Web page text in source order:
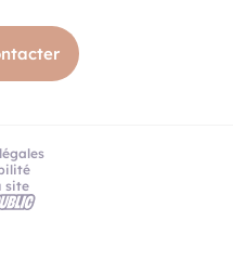
site